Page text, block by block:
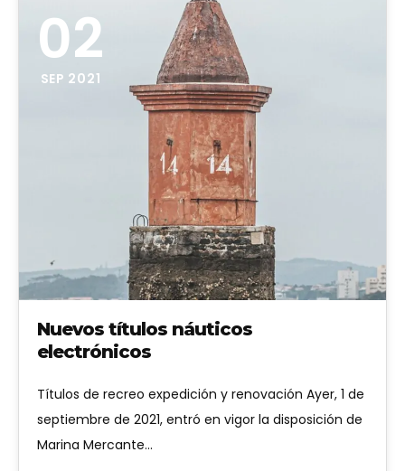
02
SEP 2021
Nuevos títulos náuticos
electrónicos
Títulos de recreo expedición y renovación Ayer, 1 de
septiembre de 2021, entró en vigor la disposición de
Marina Mercante…